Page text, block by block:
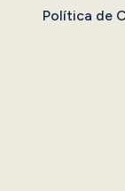
Política de